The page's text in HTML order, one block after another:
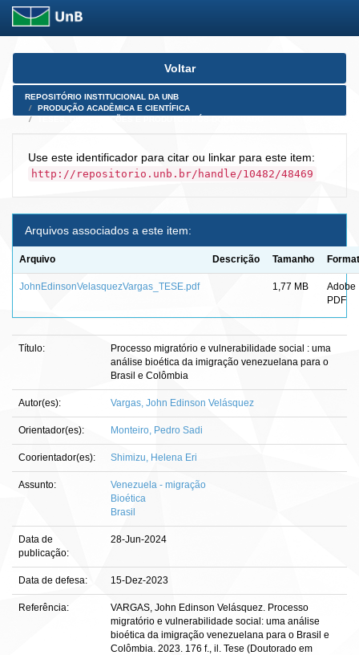
Skip
Voltar
REPOSITÓRIO INSTITUCIONAL DA UNB
PRODUÇÃO ACADÊMICA E CIENTÍFICA
Use este identificador para citar ou linkar para este item:
http://repositorio.unb.br/handle/10482/48469
Arquivos associados a este item:
Arquivo Descrição Tamanho
JohnEdinsonVelasquezVargas_TESE.pdf 1,77 MB
Adobe
PDF
Título:
Processo migratório e vulnerabilidade social : uma
análise bioética da imigração venezuelana para o
Brasil e Colômbia
Autor(es): Vargas, John Edinson Velásquez
Orientador(es): Monteiro, Pedro Sadi
Coorientador(es): Shimizu, Helena Eri
Assunto:
Venezuela - migração
Bioética
Brasil
Data de
publicação:
28-Jun-2024
Data de defesa: 15-Dez-2023
Referência:
VARGAS, John Edinson Velásquez. Processo
migratório e vulnerabilidade social: uma análise
bioética da imigração venezuelana para o Brasil e
Colômbia. 2023. 176 f., il. Tese (Doutorado em